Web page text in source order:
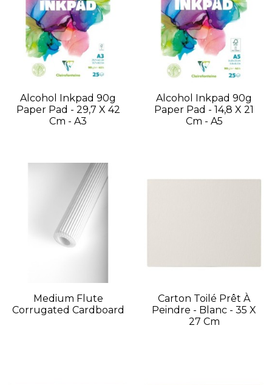
Alcohol Inkpad 90g
Paper Pad - 29,7 X 42
Cm - A3
Alcohol Inkpad 90g
Paper Pad - 14,8 X 21
Cm - A5
Medium Flute
Corrugated Cardboard
Carton Toilé Prêt À
Peindre - Blanc - 35 X
27 Cm